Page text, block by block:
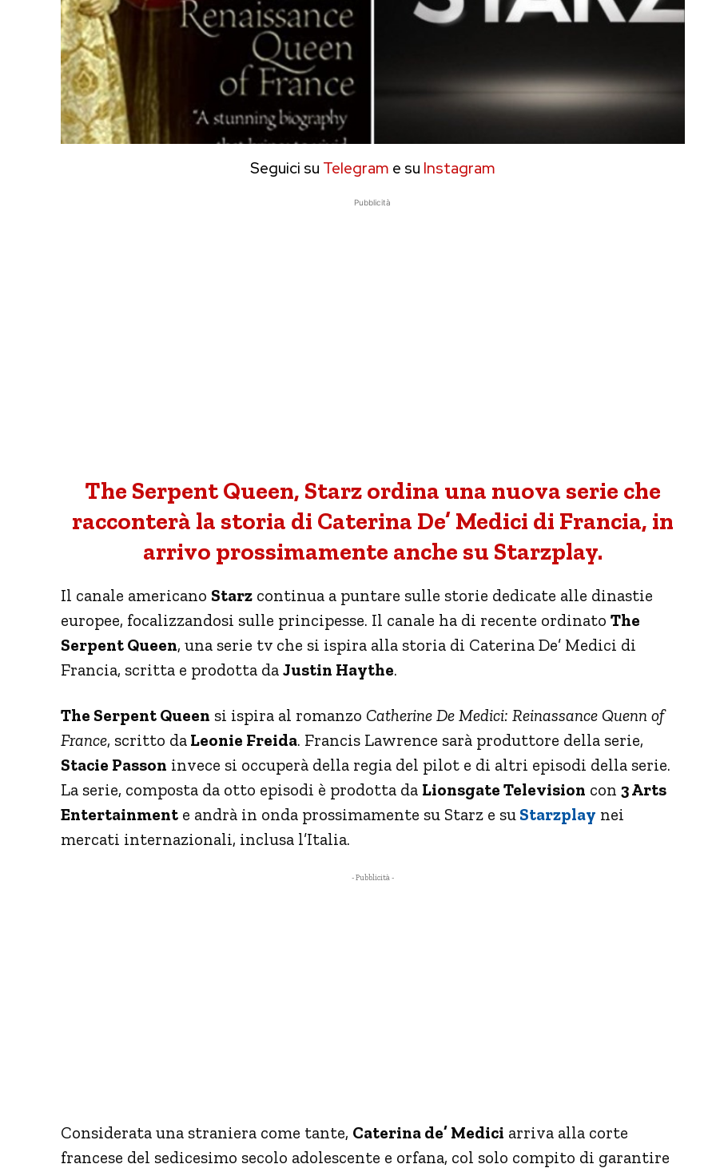
Seguici su Telegram e su Instagram
Pubblicità
The Serpent Queen, Starz ordina una nuova serie che
racconterà la storia di Caterina De’ Medici di Francia, in
arrivo prossimamente anche su Starzplay.
Il canale americano Starz continua a puntare sulle storie dedicate alle dinastie
europee, focalizzandosi sulle principesse. Il canale ha di recente ordinato The
Serpent Queen, una serie tv che si ispira alla storia di Caterina De’ Medici di
Francia, scritta e prodotta da Justin Haythe.
The Serpent Queen si ispira al romanzo Catherine De Medici: Reinassance Quenn of
France, scritto da Leonie Freida. Francis Lawrence sarà produttore della serie,
Stacie Passon invece si occuperà della regia del pilot e di altri episodi della serie.
La serie, composta da otto episodi è prodotta da Lionsgate Television con 3 Arts
Entertainment e andrà in onda prossimamente su Starz e su Starzplay nei
mercati internazionali, inclusa l’Italia.
- Pubblicità -
Considerata una straniera come tante, Caterina de’ Medici arriva alla corte
francese del sedicesimo secolo adolescente e orfana, col solo compito di garantire